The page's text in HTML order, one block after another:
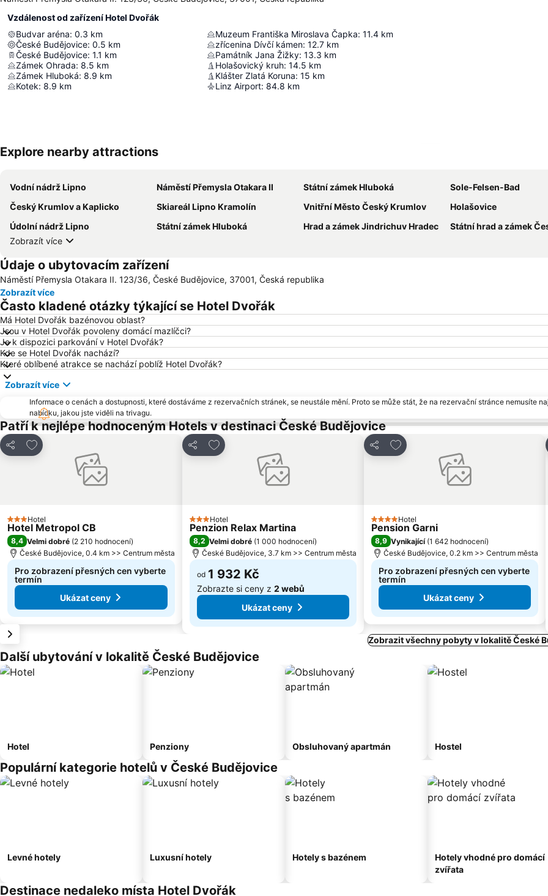
Vzdálenost od zařízení Hotel Dvořák
Budvar aréna: 0.3 km
České Budějovice: 0.5 km
České Budějovice: 1.1 km
Zámek Ohrada: 8.5 km
Zámek Hluboká: 8.9 km
Kotek: 8.9 km
Muzeum Františka Miroslava Čapka: 11.4 km
zřícenina Dívčí kámen: 12.7 km
Památník Jana Žižky: 13.3 km
Holašovický kruh: 14.5 km
Klášter Zlatá Koruna: 15 km
Linz Airport: 84.8 km
Explore nearby attractions
Vodní nádrž Lipno Náměstí Přemysla Otakara II Státní zámek Hluboká
Sole-Felsen-Bad
Český Krumlov a Kaplicko
Skiareál Lipno Kramolín Vnitřní Město Český Krumlov
Holašovice
Údolní nádrž Lipno
Státní zámek Hluboká Hrad a zámek Jindrichuv Hradec
Státní hrad a zámek Český
Zobrazít více
Údaje o ubytovacím zařízení
Náměstí Přemysla Otakara II. 123/36, České Budějovice, 37001, Česká republika
Zobrazít více
Často kladené otázky týkající se Hotel Dvořák
Má Hotel Dvořák bazénovou oblast?
Jsou v Hotel Dvořák povoleny domácí mazlíčci?
Je k dispozici parkování v Hotel Dvořák?
Kde se Hotel Dvořák nachází?
Které oblíbené atrakce se nachází poblíž Hotel Dvořák?
Zobrazít více
Informace o cenách a dostupnosti, které dostáváme z rezervačních stránek, se neustále mění. Proto se může stát, že na rezervační stránce nemusíte
nabídku, jakou jste viděli na trivagu.
Patří k nejlépe hodnoceným Hotels v destinaci České Budějovice
Sdílet
Přidat na seznam oblíbených hotelů
3 Počet hvězdiček
Hotel
Hotel Metropol CB
8,4 Velmi dobré (2 210 hodnocení)
České Budějovice, 0.4 km >> Centrum města
Pro zobrazení přesných cen vyberte
termín
Ukázat ceny
Sdílet
Přidat na seznam oblíbených hotelů
3 Počet hvězdiček
Hotel
Penzion Relax Martina
8,2 Velmi dobré (1 000 hodnocení)
České Budějovice, 3.7 km >> Centrum města
od 1 932 Kč
Zobrazte si ceny z 2 webů
Ukázat ceny
Sdílet
Přidat na seznam oblíbených
4 Počet hvězdiček
Hotel
Pension Garni
8,9 Vynikající (1 642 hodnocení)
České Budějovice, 0.2 km >> Centrum města
Pro zobrazení přesných cen vyberte
termín
Ukázat ceny
Zobrazit všechny pobyty v lokalitě České
Další ubytování v lokalitě České Budějovice
Hotel Penziony Obsluhovaný apartmán Hostel
Populární kategorie hotelů v České Budějovice
Levné hotely Luxusní hotely Hotely s bazénem
Hotely vhodné pro domácí
zvířata
Destinace nedaleko místa Hotel Dvořák